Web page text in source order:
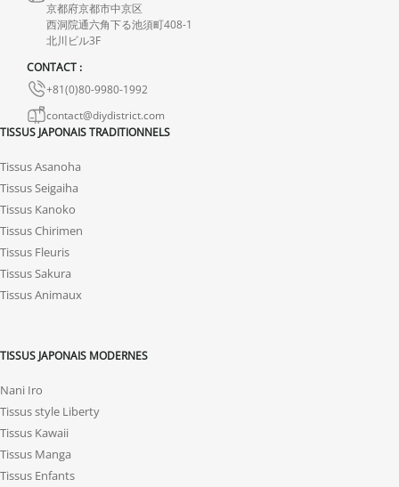
En cas de défaut de notre part, contactez-nous dans les 72 heures
avec photos ou vidéo, afin que nous trouvions ensemble une
solution rapide et adaptée.
京都府京都市中京区
西洞院通六角下る池須町408-1
北川ビル3F
CONTACT :
+81(0)80-9980-1992
contact@diydistrict.com
TISSUS JAPONAIS TRADITIONNELS
Tissus Asanoha
Tissus Seigaiha
Tissus Kanoko
Tissus Chirimen
Tissus Fleuris
Tissus Sakura
Tissus Animaux
TISSUS JAPONAIS MODERNES
Nani Iro
Tissus style Liberty
Tissus Kawaii
Tissus Manga
Tissus Enfants